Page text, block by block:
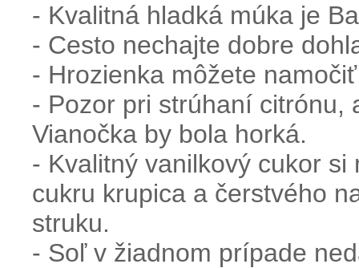
- Kvalitná hladká múka je
- Cesto nechajte dobre
- Hrozienka môžete namočiť
- Pozor pri strúhaní citrónu,
Vianočka by bola horká.
- Kvalitný vanilkový cukor si
cukru krupica a čerstvého
struku.
- Soľ v žiadnom prípade